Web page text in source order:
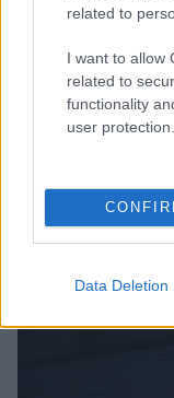
related to
I want to allow
related to
functionality
user protection.
Data Deletion
Sigue
DESTINOS